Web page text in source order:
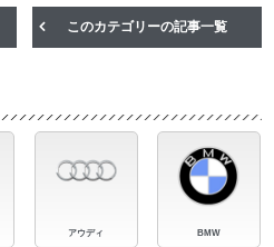
このカテゴリーの記事一覧
アウディ BMW